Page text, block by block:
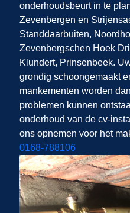
onderhoudsbeurt in te
Zevenbergen en
Standdaarbuiten,
Zevenbergschen Hoek
Klundert, Prinsenbeek.
grondig schoongemaakt
mankementen worden
problemen kunnen
onderhoud van de cv-
ons opnemen voor het
0168-788106